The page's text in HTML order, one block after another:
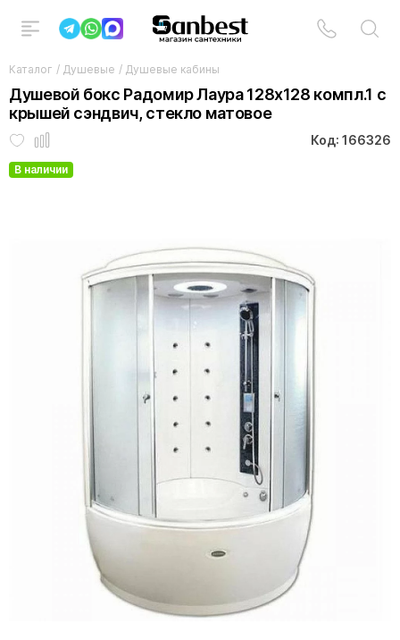
Каталог / Душевые / Душевые кабины
Душевой бокс Радомир Лаура 128х128 компл.1 с
крышей сэндвич, стекло матовое
Код: 166326
В наличии